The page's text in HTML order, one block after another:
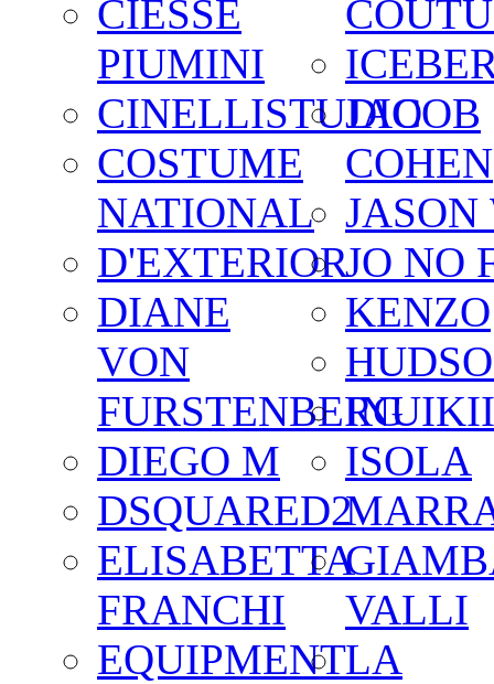
CIESSE
PIUMINI
CINELLISTUDIO
COSTUME
NATIONAL
D'EXTERIOR
DIANE
VON
FURSTENBERG
DIEGO M
DSQUARED2
ELISABETTA
FRANCHI
EQUIPMENT
JACOB
COHEN
JASON
JO NO
KENZO
INUIKII
ISOLA
VALLI
LA